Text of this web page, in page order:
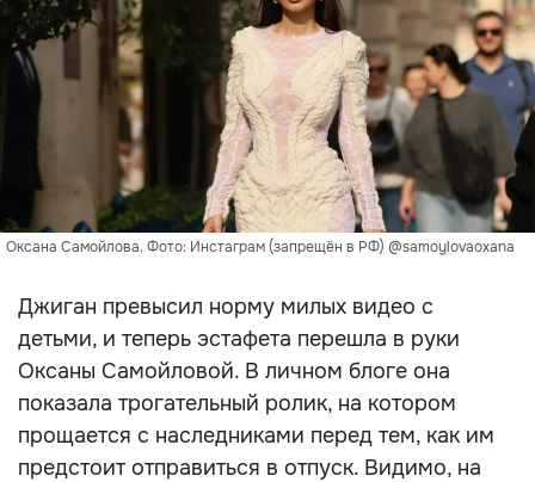
Оксана Самойлова. Фото: Инстаграм (запрещён в РФ) @samoylovaoxana
Джиган превысил норму милых видео с
детьми, и теперь эстафета перешла в руки
Оксаны Самойловой. В личном блоге она
показала трогательный ролик, на котором
прощается с наследниками перед тем, как им
предстоит отправиться в отпуск. Видимо, на